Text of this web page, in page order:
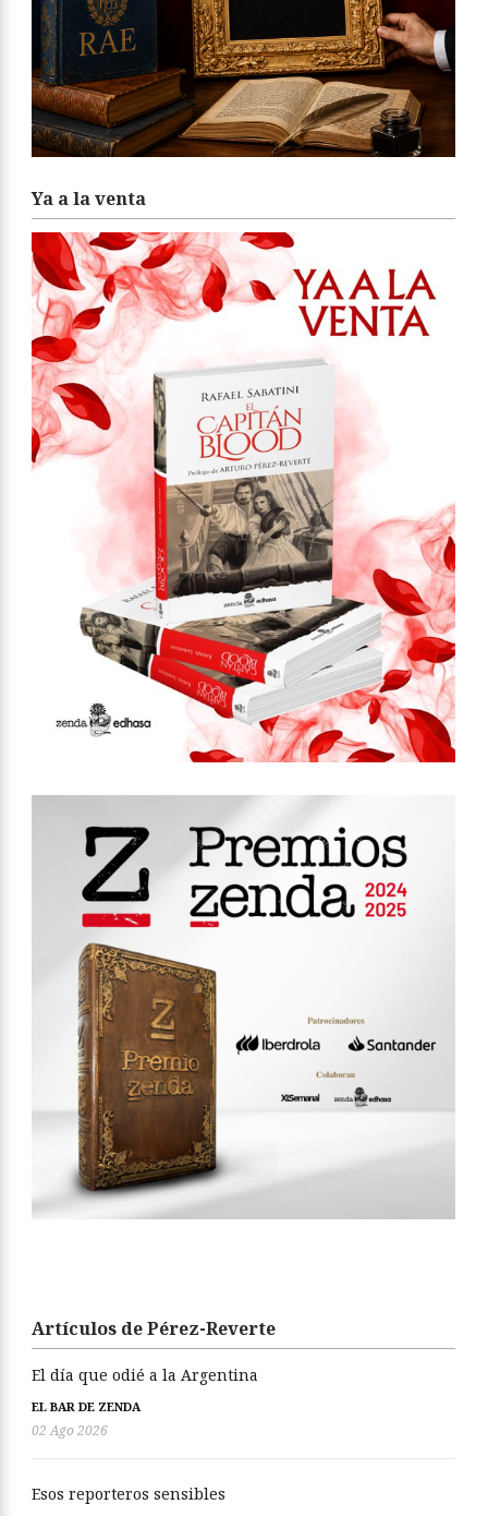
Ya a la venta
Artículos de Pérez-Reverte
El día que odié a la Argentina
EL BAR DE ZENDA
02 Ago 2026
Esos reporteros sensibles